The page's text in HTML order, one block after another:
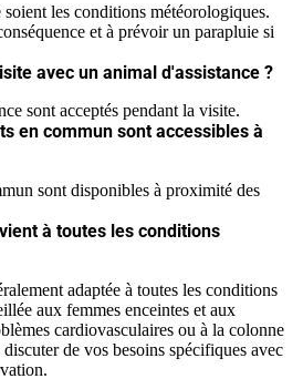
les conditions météorologiques.
et à prévoir un parapluie si
avec un animal d'assistance ?
sont acceptés pendant la visite.
en commun sont accessibles à
sont disponibles à proximité des
à toutes les conditions
adaptée à toutes les conditions
aux femmes enceintes et aux
cardiovasculaires ou à la colonne
de vos besoins spécifiques avec